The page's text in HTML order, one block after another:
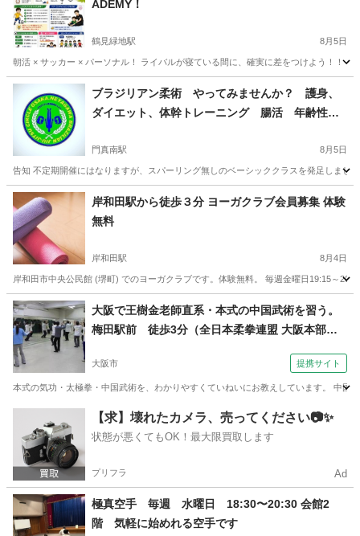
ADEMY！
鶴見緑地駅 8月5日
朝活 × サッカー × パーソナル！ ライバルが寝ている間に、確実に差をつけよう！！
大阪 大阪市 鶴見緑地駅 サッカー パーソナル
ブラジリアン柔術 やってみませんか？ 護身、
ダイエット、体幹トレーニング 腸活 年齢性別
門真南駅 8月5日
告知 不定期開催にはなりますが、スパーリング無しのベーシッククラスを発足しま
大阪 門真市 門真南駅 空手/他格闘技 ブラジリアン柔術
岸和田駅から徒歩３分 ヨーガクラブ会員募集 体験
無料
岸和田駅 8月4日
岸和田市中央公民館 (堺町) でのヨーガクラブです。体験無料。 毎週金曜日19:15～
大阪 岸和田市 岸和田駅 ヨガ 公民館
大阪で王樹金老師直系・本式の中国武術を習う。
梅田駅前 徒歩3分（全日本柔拳連盟 大阪本部梅
大阪市 提携サイト
本式の気功・太極拳・中国武術を、わかりやすくていねいにお教えしています。 中
空手/他格闘技
【求】壊れたカメラ、売ってください📷✨
状態が悪くてもOK！最大限買取します
プリフラ Ad
極真空手 毎週 水曜日 18:30〜20:30 会館2
階 気軽に始めれる空手です